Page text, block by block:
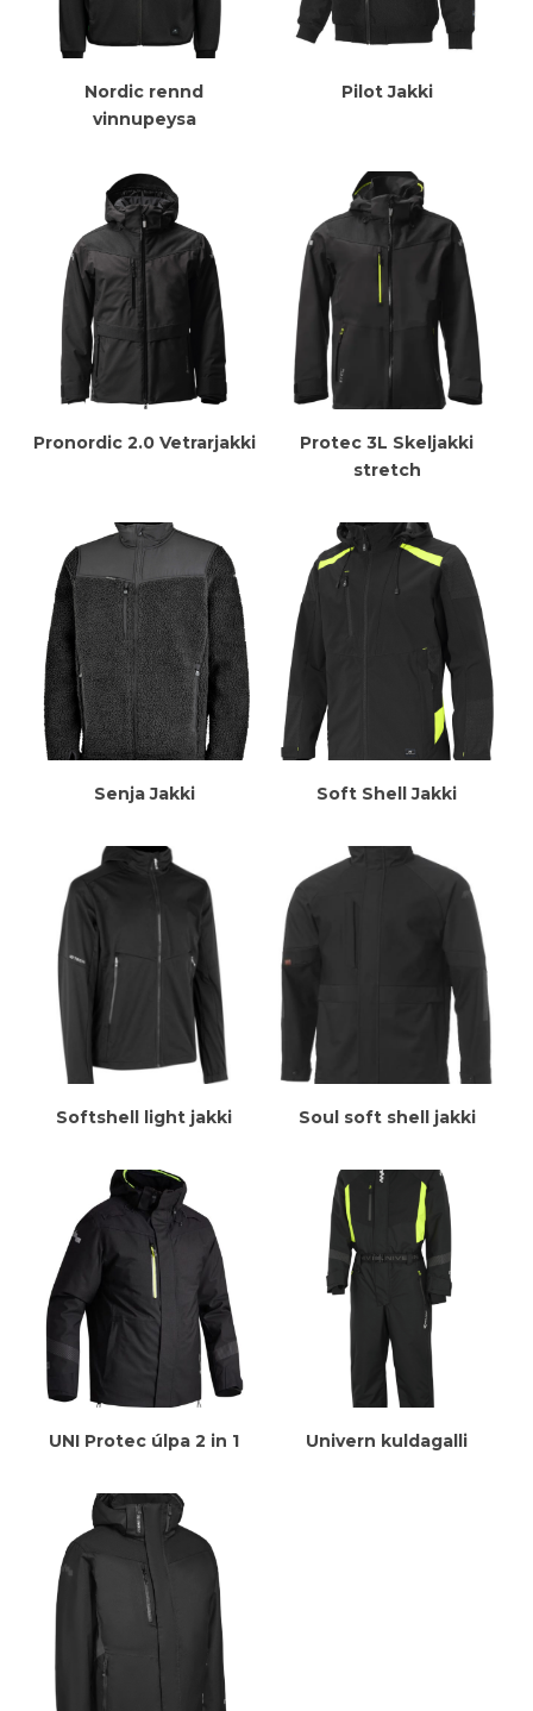
Meiri Upplýsingar
Nordic rennd
vinnupeysa
Meiri Upplýsingar
Pilot Jakki
Meiri Upplýsingar
Pronordic 2.0 Vetrarjakki Meiri Upplýsingar
Protec 3L Skeljakki
stretch
Meiri Upplýsingar
Senja Jakki Meiri Upplýsingar
Soft Shell Jakki
Meiri Upplýsingar
Softshell light jakki Meiri Upplýsingar
Soul soft shell jakki
Meiri Upplýsingar
UNI Protec úlpa 2 in 1 Meiri Upplýsingar
Univern kuldagalli